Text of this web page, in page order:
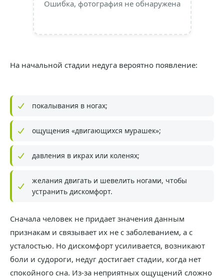
Ошибка, фотография не обнаружена
На начальной стадии недуга вероятно появление:
покалывания в ногах;
ощущения «двигающихся мурашек»;
давления в икрах или коленях;
желания двигать и шевелить ногами, чтобы
устранить дискомфорт.
Сначала человек не придает значения данным
признакам и связывает их не с заболеванием, а с
усталостью. Но дискомфорт усиливается, возникают
боли и судороги, недуг достигает стадии, когда нет
спокойного сна. Из-за неприятных ощущений сложно